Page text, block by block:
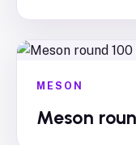
MESON
Meson